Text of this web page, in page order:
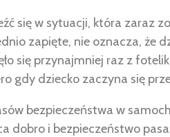
się w sytuacji, która zaraz
zapięte, nie oznacza, że
się przynajmniej raz z
gdy dziecko zaczyna się
bezpieczeństwa w
dobro i bezpieczeństwo